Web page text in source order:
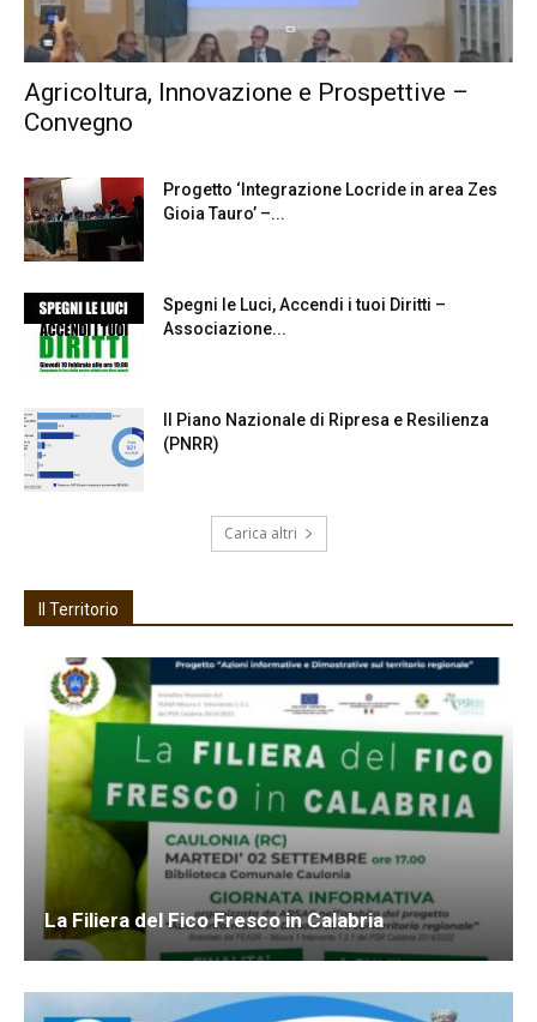
Agricoltura, Innovazione e Prospettive –
Convegno
Progetto ‘Integrazione Locride in area Zes
Gioia Tauro’ –...
Spegni le Luci, Accendi i tuoi Diritti –
Associazione...
Il Piano Nazionale di Ripresa e Resilienza
(PNRR)
Carica altri
Il Territorio
La Filiera del Fico Fresco in Calabria